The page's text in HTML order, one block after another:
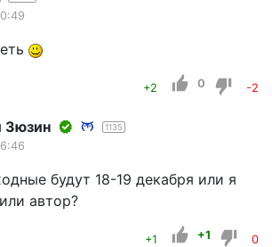
+2 0 -2
1135
будут 18-19 декабря или я
автор?
+1 +1 0